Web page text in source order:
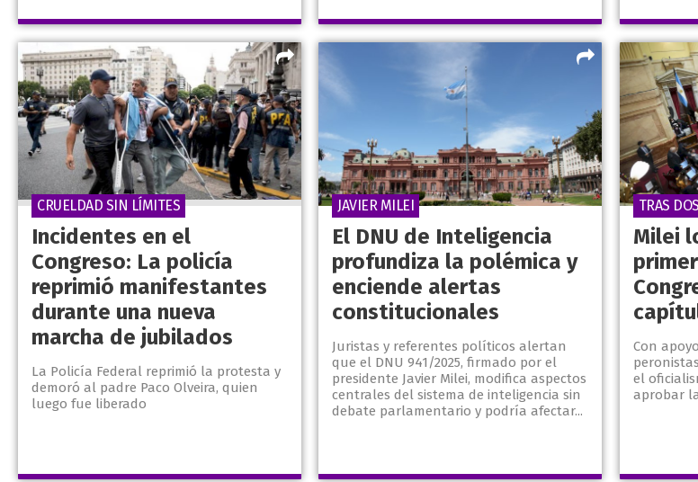
Incidentes en el
Congreso: La policía
reprimió manifestantes
durante una nueva
marcha de jubilados
La Policía Federal reprimió la protesta y
demoró al padre Paco Olveira, quien
luego fue liberado
CRUELDAD SIN LÍMITES
El DNU de Inteligencia
profundiza la polémica y
enciende alertas
constitucionales
Juristas y referentes políticos alertan
que el DNU 941/2025, firmado por el
presidente Javier Milei, modifica aspectos
centrales del sistema de inteligencia sin
debate parlamentario y podría afectar...
JAVIER MILEI
Milei
Con
el
aprobar
TRAS